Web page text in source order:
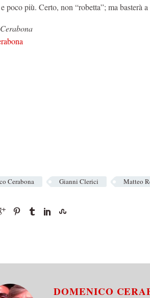
poco più. Certo, non “robetta”; ma basterà
Cerabona Gianni Clerici Matteo
DOMENICO